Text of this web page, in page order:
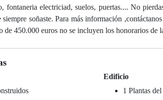
fontaneria electriciad, suelos, puertas.... No
soñaste. Para más información
de 450.000 euros no se incluyen los honorarios de
Edificio
1 Plantas